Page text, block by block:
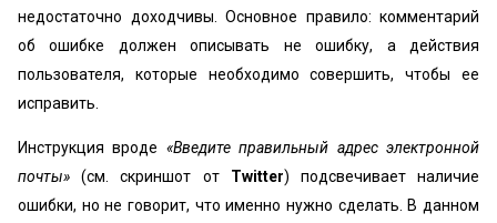
недостаточно доходчивы. Основное правило: комментарий
об ошибке должен описывать не ошибку, а действия
пользователя, которые необходимо совершить, чтобы ее
исправить.
Инструкция вроде «Введите правильный адрес электронной
почты» (см. скриншот от Twitter) подсвечивает наличие
ошибки, но не говорит, что именно нужно сделать. В данном